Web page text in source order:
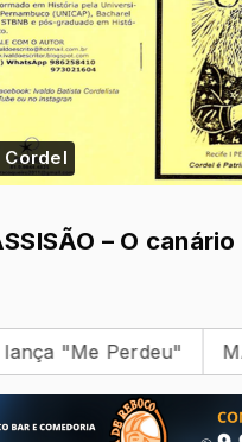
Cordel
– O
Perdeu"